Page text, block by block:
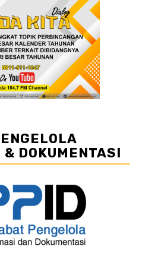
DOKUMENTASI